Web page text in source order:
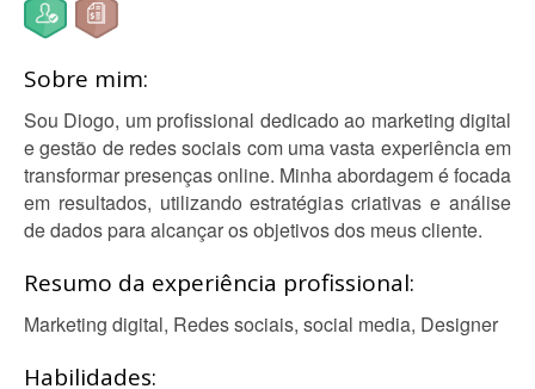
Sobre mim:
Sou Diogo, um profissional dedicado ao marketing digital
e gestão de redes sociais com uma vasta experiência em
transformar presenças online. Minha abordagem é focada
em resultados, utilizando estratégias criativas e análise
de dados para alcançar os objetivos dos meus cliente.
Resumo da experiência profissional:
Marketing digital, Redes sociais, social media, Designer
Habilidades: